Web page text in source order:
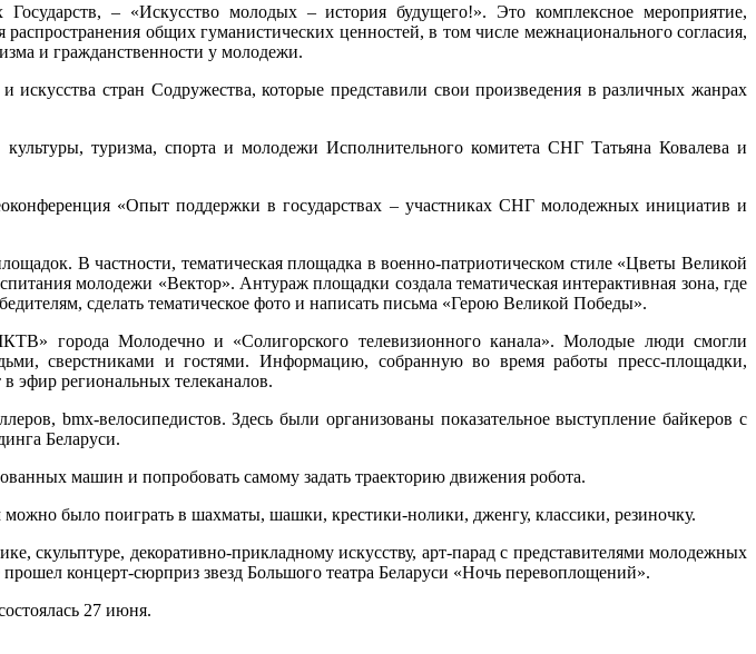
– «Искусство молодых – история будущего!». Это комплексное мероприятие,
общих гуманистических ценностей, в том числе межнационального согласия,
и гражданственности у молодежи.
стран Содружества, которые представили свои произведения в различных жанрах
туризма, спорта и молодежи Исполнительного комитета СНГ Татьяна Ковалева и
«Опыт поддержки в государствах – участниках СНГ молодежных инициатив и
В частности, тематическая площадка в военно-патриотическом стиле «Цветы Великой
молодежи «Вектор». Антураж площадки создала тематическая интерактивная зона, где
сделать тематическое фото и написать письма «Герою Великой Победы».
города Молодечно и «Солигорского телевизионного канала». Молодые люди смогли
сверстниками и гостями. Информацию, собранную во время работы пресс-площадки,
эфир региональных телеканалов.
bmx-велосипедистов. Здесь были организованы показательное выступление байкеров с
Беларуси.
машин и попробовать самому задать траекторию движения робота.
было поиграть в шахматы, шашки, крестики-нолики, дженгу, классики, резиночку.
скульптуре, декоративно-прикладному искусству, арт-парад с представителями молодежных
концерт-сюрприз звезд Большого театра Беларуси «Ночь перевоплощений».
27 июня.